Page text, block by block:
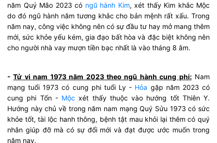
năm Quý Mão 2023 có ngũ hành Kim, xét thấy Kim khắc Mộc
do đó ngũ hành năm tương khắc cho bản mệnh rất xấu. Trong
năm nay, công việc không nên có sự đầu tư hay mở mang thêm
mới, sức khỏe yếu kém, gia đạo bất hòa và đặc biệt không nên
cho người nhà vay mượn tiền bạc nhất là vào tháng 8 âm.
-Tử vi nam 1973 năm 2023 theo ngũ hành cung phi:Nam
mạng tuổi 1973 có cung phi tuổi Ly - Hỏa gặp năm 2023 có
cung phi Tốn - Mộc xét thấy thuộc vào hướng tốt Thiên Y.
Hướng này chủ về trong năm nam mạng Quý Sửu 1973 có sức
khỏe tốt, tài lộc hanh thông, bệnh tật mau khỏi lại thêm có quý
nhân giúp đỡ mà có sự đổi mới và đạt được ước muốn trong
năm nay.